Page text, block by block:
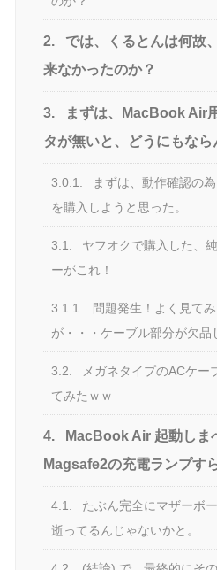
2.
では、くるとんは何故
来なかったのか？
3.
まずは、MacBook Air
タが無いと、どうにもなら
3.0.1.
まずは、動作確認の
を購入しようと思った。
3.1.
ヤフオクで購入した、
ーがこれ！
3.1.1.
問題発生！よく見て
が・・・ケーブル部分が欠品
3.2.
メガネタイプのACケー
てみたｗｗ
4.
MacBook Air 起動しま
Magsafe2の充電ランプす
4.1.
たぶん完全にマザーボ
逝ってるんじゃないかと。